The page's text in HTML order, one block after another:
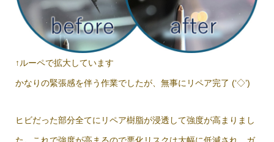
↑ルーペで拡大しています
かなりの緊張感を伴う作業でしたが、無事にリペア完了 (‘◇’)ゞ
ヒビだった部分全てにリペア樹脂が浸透して強度が高まりまし